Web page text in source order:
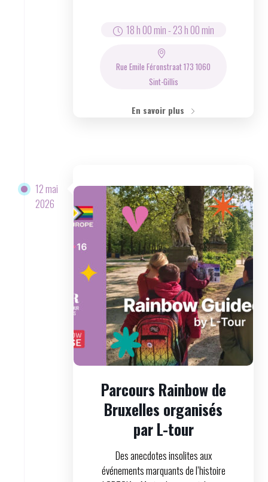
18 h 00 min-23 h 00 min
Rue Emile Féronstraat 173 1060
Sint-Gillis
En savoir plus
12 mai
2026
Parcours Rainbow de
Bruxelles organisés
par L-tour
Des anecdotes insolites aux
événements marquants de l’histoire